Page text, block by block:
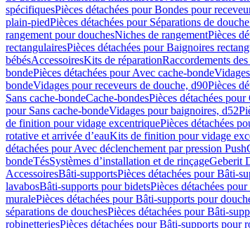
spécifiquesPièces détachées pour Bondes pour
plain-piedPièces détachées pour Séparations de
rangement pour douchesNiches de rangementPièces
rectangulairesPièces détachées pour Baignoires
bébésAccessoiresKits de réparationRaccordements
bondePièces détachées pour Avec cache-bonde
bondeVidages pour receveurs de douche, d90Pièces
Sans cache-bondeCache-bondesPièces détachées pour
pour Sans cache-bondeVidages pour baignoires, d52
de finition pour vidage excentriquePièces détachées
rotative et arrivée d’eauKits de finition pour vidage
détachées pour Avec déclenchement par pression
bondeTésSystèmes d’installation et de rinçageGeberit
AccessoiresBâti-supportsPièces détachées pour Bâti-
lavabosBâti-supports pour bidetsPièces détachées
muralePièces détachées pour Bâti-supports pour
séparations de douchesPièces détachées pour Bâti-
robinetteriesPièces détachées pour Bâti-supports pour